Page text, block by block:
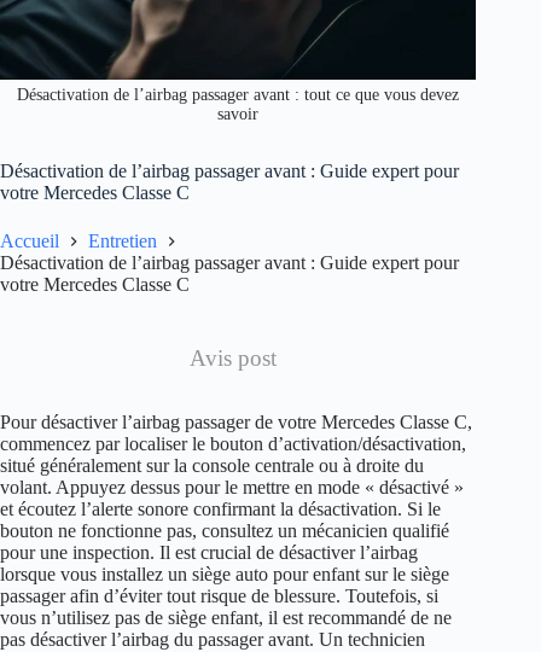
Désactivation de l’airbag passager avant : tout ce que vous devez
savoir
Désactivation de l’airbag passager avant : Guide expert pour
votre Mercedes Classe C
Accueil
Entretien
Désactivation de l’airbag passager avant : Guide expert pour
votre Mercedes Classe C
Avis post
Pour désactiver l’airbag passager de votre Mercedes Classe C,
commencez par localiser le bouton d’activation/désactivation,
situé généralement sur la console centrale ou à droite du
volant. Appuyez dessus pour le mettre en mode « désactivé »
et écoutez l’alerte sonore confirmant la désactivation. Si le
bouton ne fonctionne pas, consultez un mécanicien qualifié
pour une inspection. Il est crucial de désactiver l’airbag
lorsque vous installez un siège auto pour enfant sur le siège
passager afin d’éviter tout risque de blessure. Toutefois, si
vous n’utilisez pas de siège enfant, il est recommandé de ne
pas désactiver l’airbag du passager avant. Un technicien